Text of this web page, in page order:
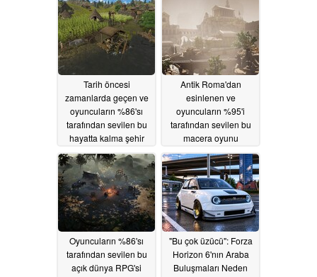
Tarih öncesi
zamanlarda geçen ve
oyuncuların %86'sı
tarafından sevilen bu
hayatta kalma şehir
kurma oyunu Steam'de
%50 indirimli06/04/2026
Antik Roma'dan
esinlenen ve
oyuncuların %95'i
tarafından sevilen bu
macera oyunu
Steam'de %75
indirimde06/02/2026
Oyuncuların %86'sı
tarafından sevilen bu
açık dünya RPG'si
"Bu çok üzücü": Forza
Horizon 6'nın Araba
Buluşmaları Neden